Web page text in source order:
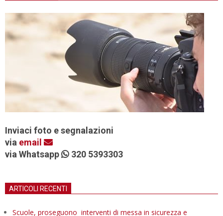
Inviaci foto e segnalazioni
via email
via Whatsapp
320 5393303
ARTICOLI RECENTI
Scuole, proseguono interventi di messa in sicurezza e